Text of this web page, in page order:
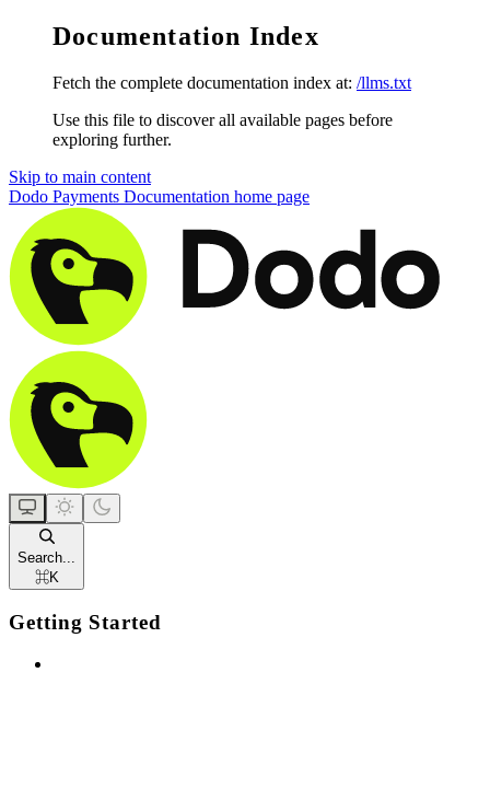
Documentation Index
Fetch the complete documentation index at: /llms.txt
Use this file to discover all available pages before
exploring further.
Skip to main content
Dodo Payments Documentation home page
Search...
⌘K
Getting Started